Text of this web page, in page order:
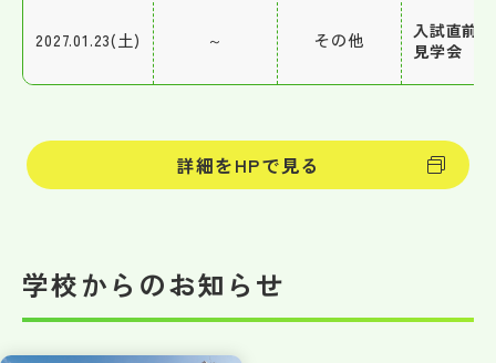
2027.01.23(土) ～ その他
入試直前
見学会
詳細をHPで見る
学校からのお知らせ